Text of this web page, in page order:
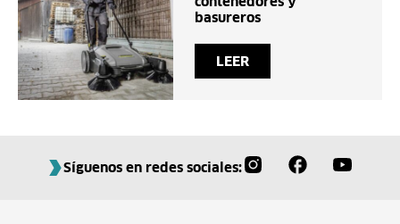
basureros
LEER
Síguenos en redes sociales: